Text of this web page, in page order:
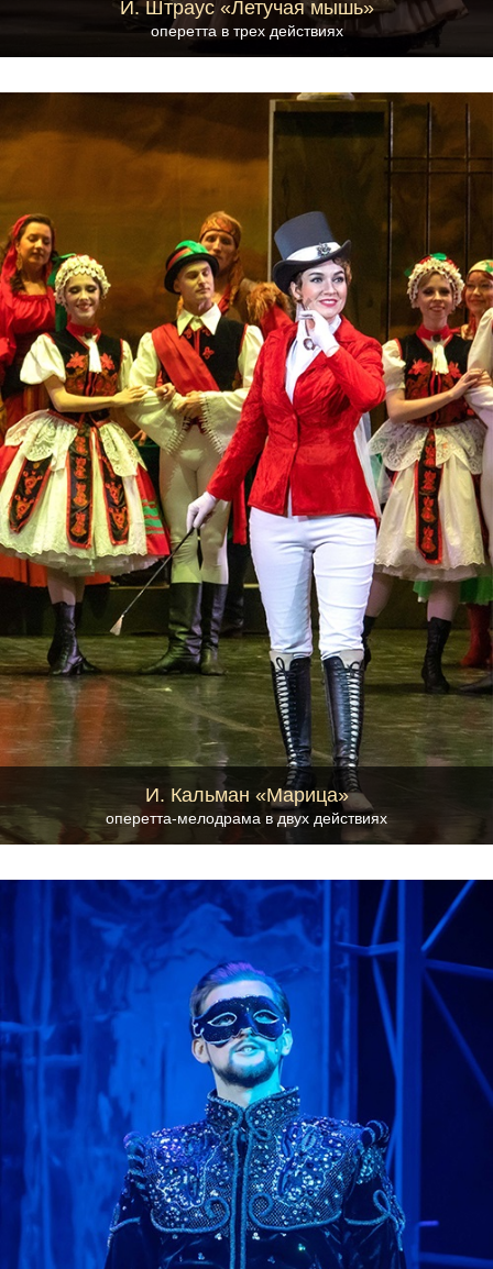
И. Штраус «Летучая мышь»
оперетта в трех действиях
И. Кальман «Марица»
оперетта-мелодрама в двух действиях